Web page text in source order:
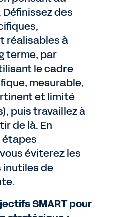
des
réalisables à
terme, par
le cadre
mesurable,
et limité
puis travaillez à
de là. En
éviterez les
inutiles de
SMART pour